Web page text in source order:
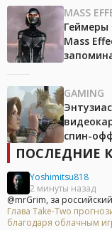
MASS
Геймеры
Mass
GAMING
спин-
ПОСЛЕДНИЕ
Yoshimitsu818
2 минуты назад
@mrGrim, за
Глава Take-Two
благодаря облачным